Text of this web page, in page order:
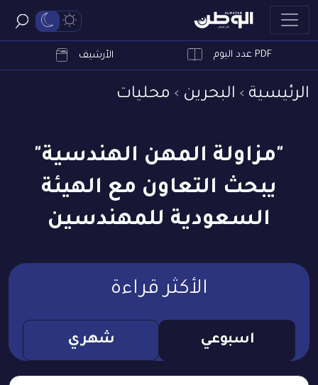
PDF عدد اليوم الأرشيف
الرئيسية البحرين محليات
"مزاولة المهن الهندسية"
يبحث التعاون مع الهيئة
السعودية للمهندسين
الأكثر قراءة
اسبوعي شهري